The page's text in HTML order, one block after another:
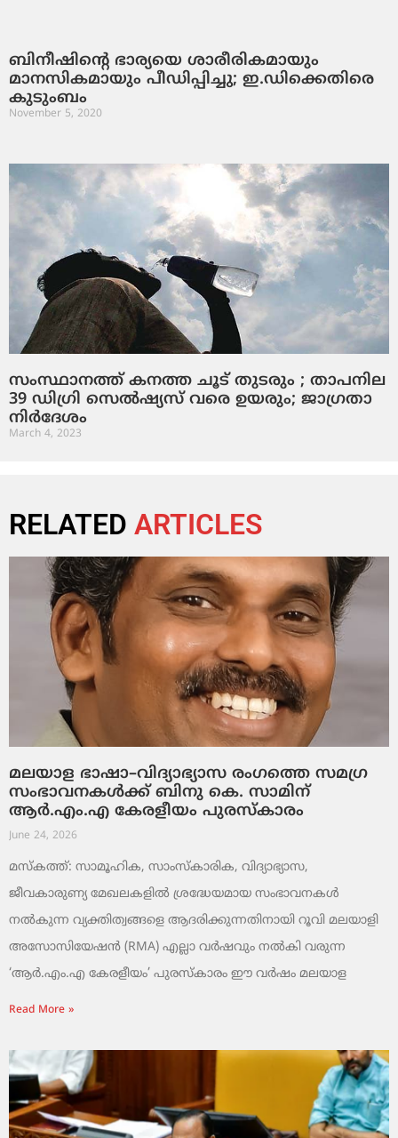
ബിനീഷിന്റെ ഭാര്യയെ ശാരീരികമായും
മാനസികമായും പീഡിപ്പിച്ചു; ഇ.ഡിക്കെതിരെ
കുടുംബം
November 5, 2020
സംസ്ഥാനത്ത് കനത്ത ചൂട് തുടരും ; താപനില
39 ഡിഗ്രി സെല്‍ഷ്യസ് വരെ ഉയരും; ജാഗ്രതാ
നിര്‍ദേശം
March 4, 2023
RELATED ARTICLES
മലയാള ഭാഷാ–വിദ്യാഭ്യാസ രംഗത്തെ സമഗ്ര
സംഭാവനകൾക്ക് ബിനു കെ. സാമിന്
ആർ.എം.എ കേരളീയം പുരസ്‌കാരം
June 24, 2026
മസ്കത്ത്: സാമൂഹിക, സാംസ്‌കാരിക, വിദ്യാഭ്യാസ,
ജീവകാരുണ്യ മേഖലകളിൽ ശ്രദ്ധേയമായ സംഭാവനകൾ
നൽകുന്ന വ്യക്തിത്വങ്ങളെ ആദരിക്കുന്നതിനായി റൂവി മലയാളി
അസോസിയേഷൻ (RMA) എല്ലാ വർഷവും നൽകി വരുന്ന
‘ആർ.എം.എ കേരളീയം’ പുരസ്‌കാരം ഈ വർഷം മലയാള
Read More »